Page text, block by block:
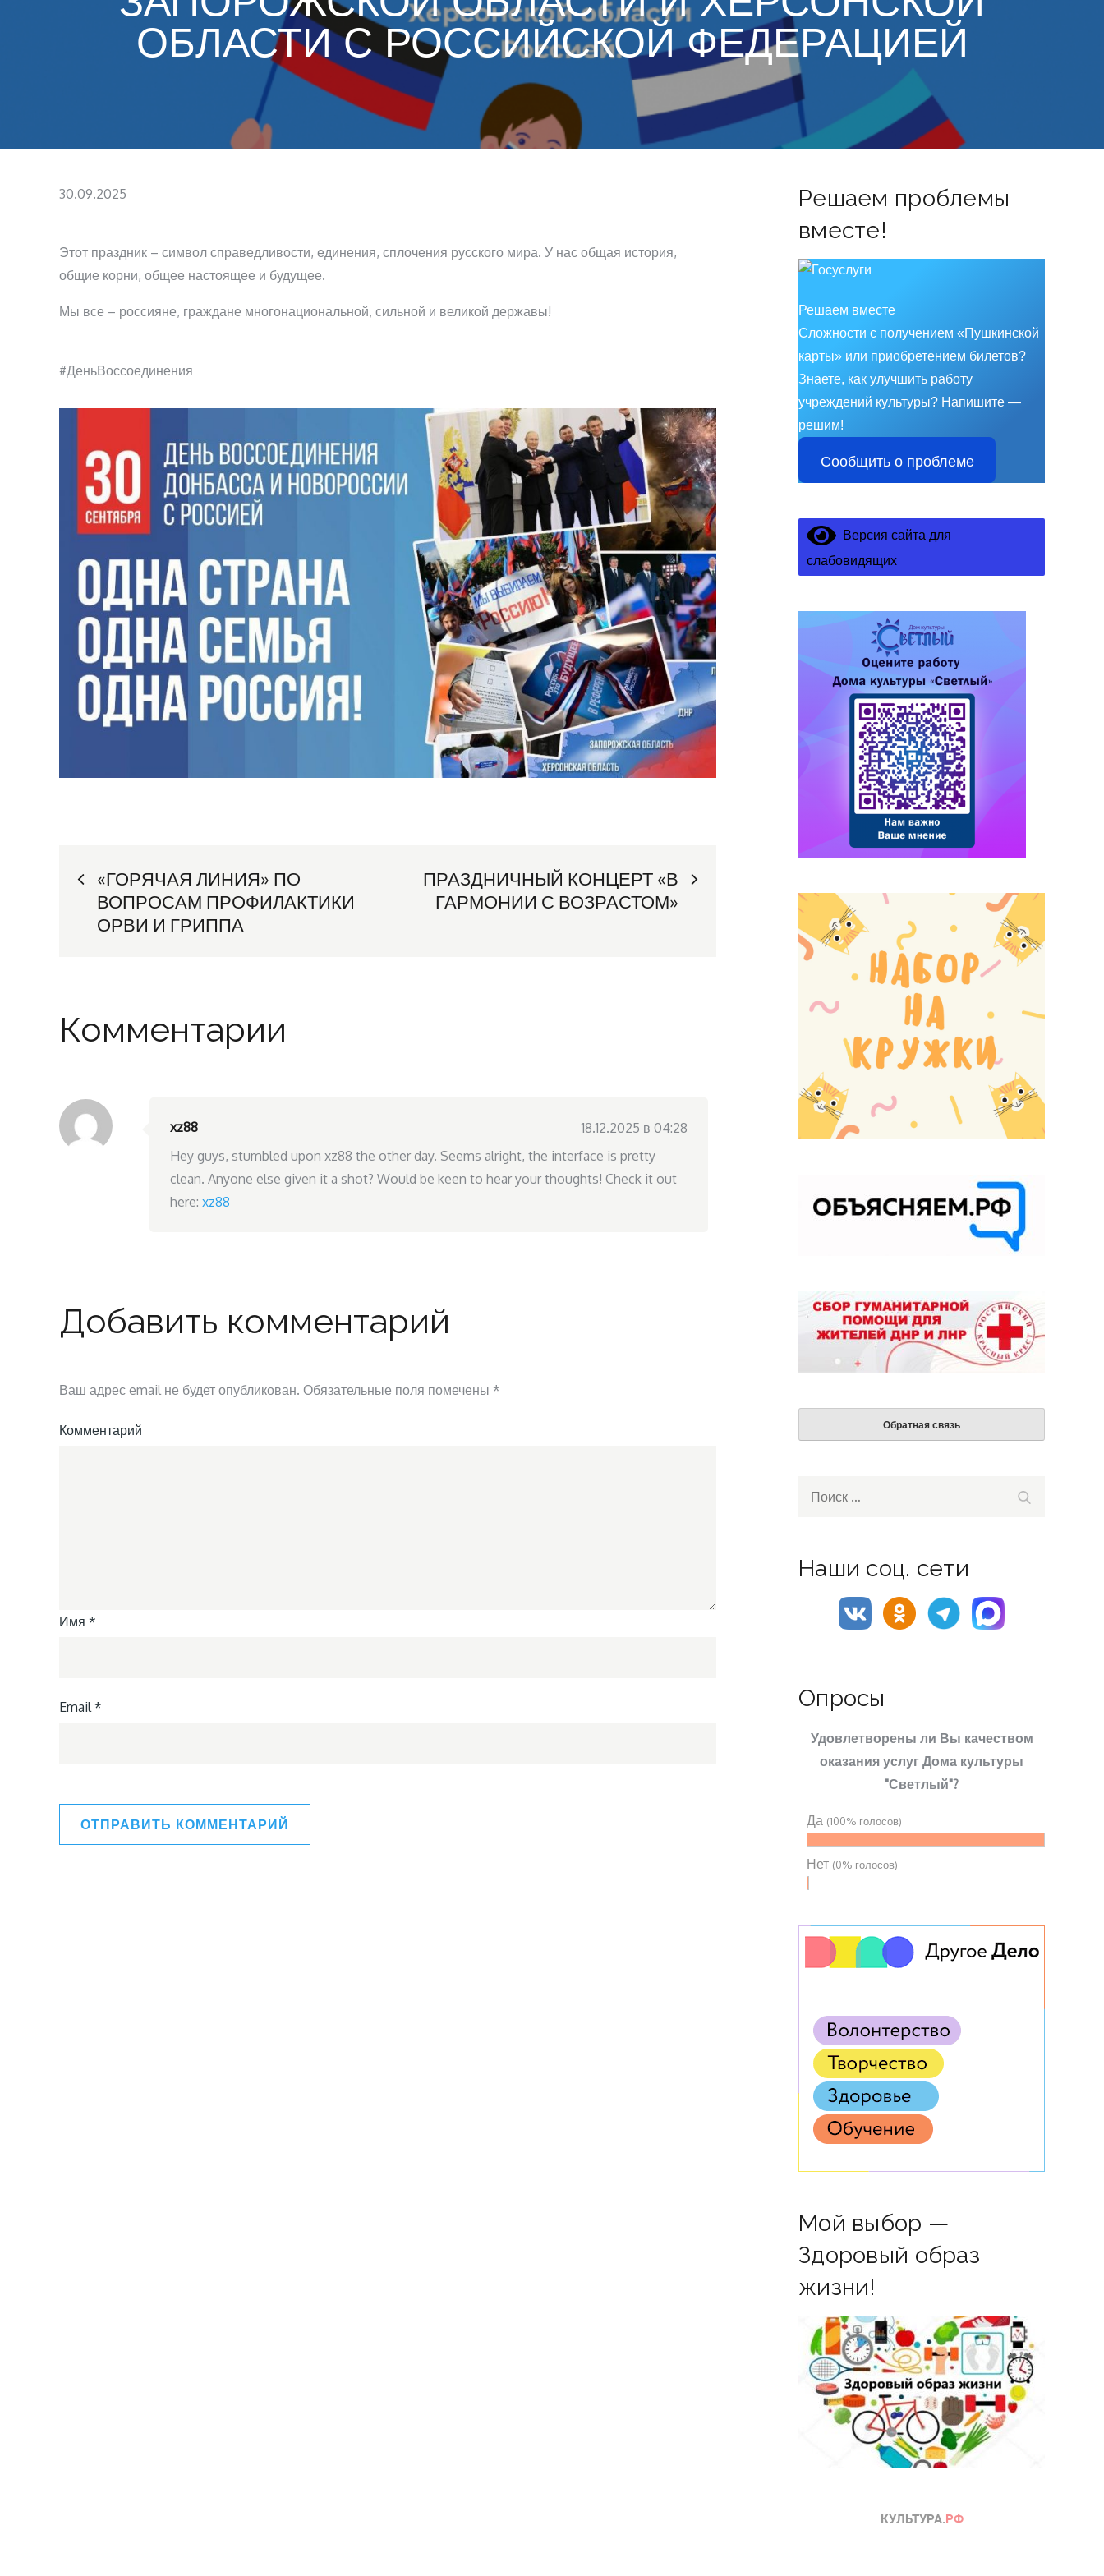
ОБЛАСТИ С РОССИЙСКОЙ ФЕДЕРАЦИЕЙ
Posted
30.09.2025
Этот праздник – символ справедливости, единения, сплочения русского мира. У нас общая история,
общие корни, общее настоящее и будущее.
Мы все – россияне, граждане многонациональной, сильной и великой державы!
#ДеньВоссоединения
Навигация
по
«ГОРЯЧАЯ ЛИНИЯ» ПО
ВОПРОСАМ ПРОФИЛАКТИКИ
ОРВИ И ГРИППА
ПРАЗДНИЧНЫЙ КОНЦЕРТ «В
ГАРМОНИИ С ВОЗРАСТОМ»
Комментарии
xz88
18.12.2025 в 04:28
Hey guys, stumbled upon xz88 the other day. Seems alright, the interface is pretty
clean. Anyone else given it a shot? Would be keen to hear your thoughts! Check it out
here: xz88
Добавить комментарий
Ваш адрес email не будет опубликован. Обязательные поля помечены *
Комментарий
Имя *
Email*
Решаем проблемы
вместе!
Решаем вместе
Сложности с получением «Пушкинской
карты» или приобретением билетов?
Знаете, как улучшить работу
учреждений культуры? Напишите —
решим!
Сообщить о проблеме
Версия сайта для
слабовидящих
Обратная связь
Search
Наши соц. сети
Опросы
Удовлетворены ли Вы качеством
оказания услуг Дома культуры
"Светлый"?
Да (100% голосов)
Нет (0% голосов)
Мой выбор —
Здоровый образ
жизни!